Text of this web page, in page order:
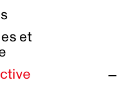
sur le
la parité
et